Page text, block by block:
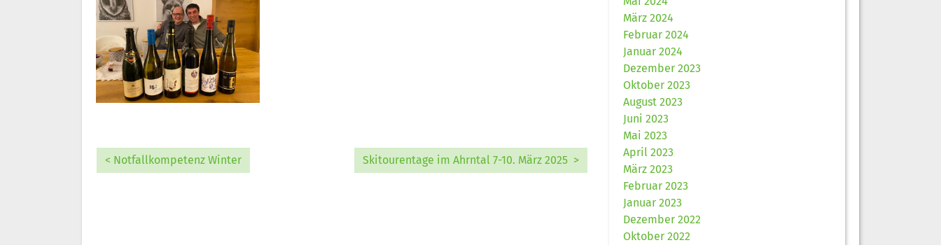
< Notfallkompetenz Winter Skitourentage im Ahrntal 7-10. März 2025 >
März 2024
Februar 2024
Januar 2024
Dezember 2023
Oktober 2023
August 2023
Juni 2023
Mai 2023
April 2023
März 2023
Februar 2023
Januar 2023
Dezember 2022
Oktober 2022